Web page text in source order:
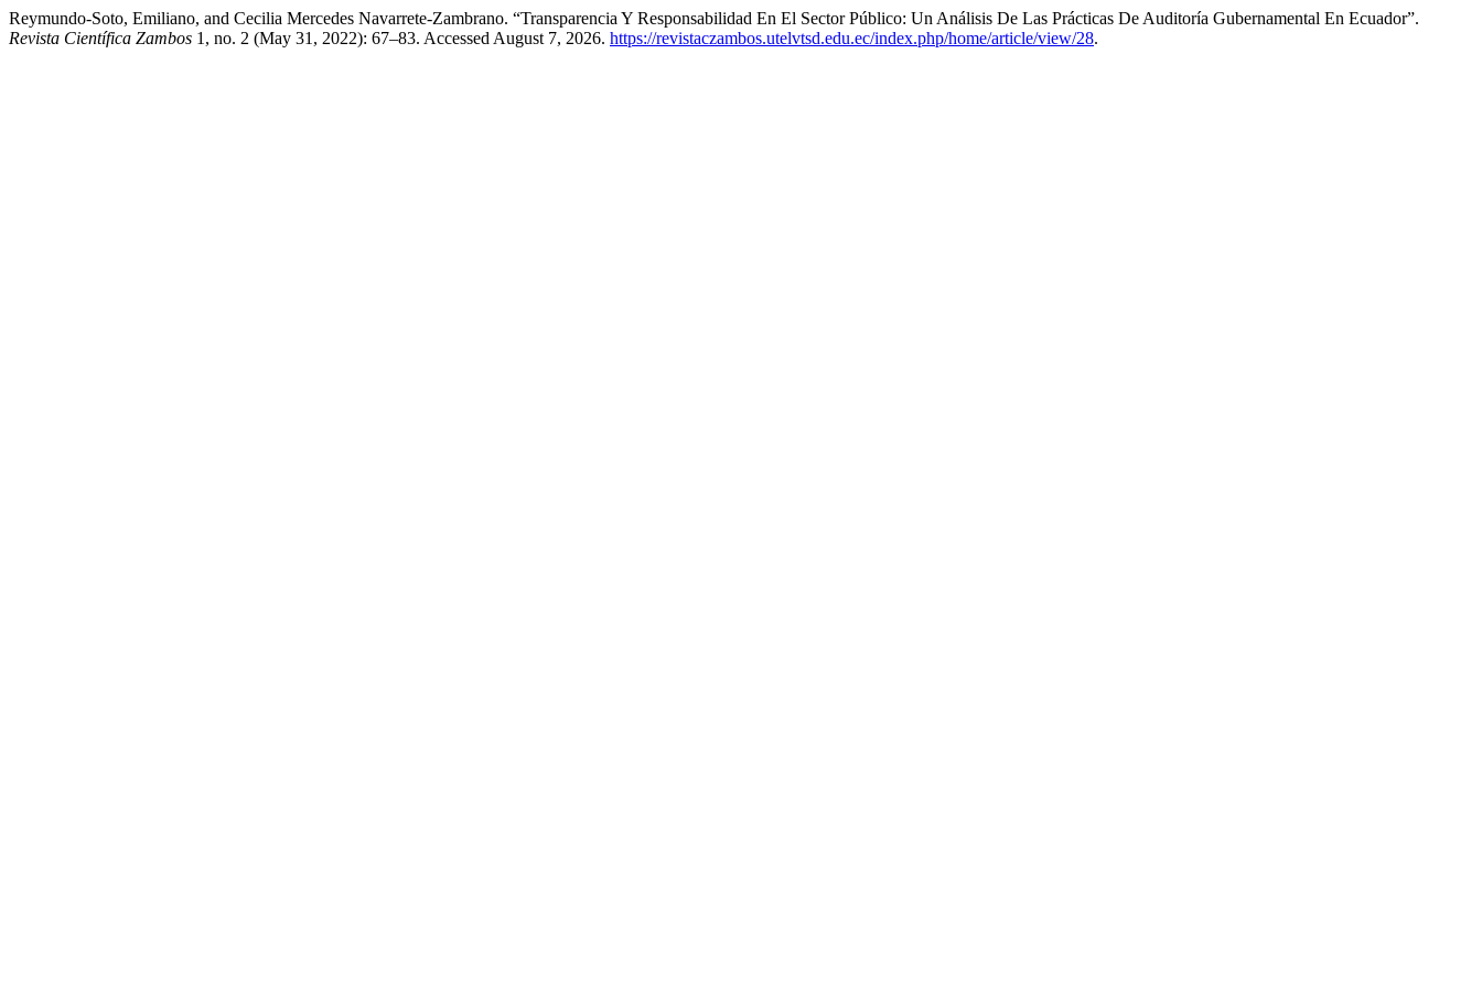
Reymundo-Soto, Emiliano, and Cecilia Mercedes Navarrete-Zambrano. “Transparencia Y Responsabilidad En El Sector Público: Un Análisis De Las Prácticas De Auditoría Gubernamental En Ecuador”.
Revista Científica Zambos 1, no. 2 (May 31, 2022): 67–83. Accessed August 7, 2026. https://revistaczambos.utelvtsd.edu.ec/index.php/home/article/view/28.